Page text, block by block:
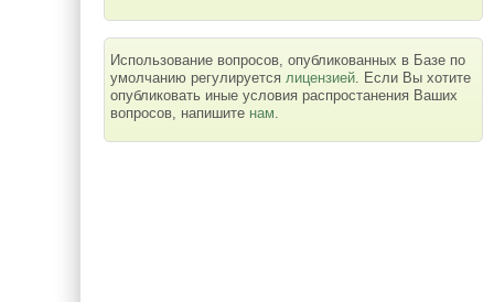
Использование вопросов, опубликованных в Базе по
умолчанию регулируется лицензией . Если Вы хотите
опубликовать иные условия распростанения Ваших
вопросов, напишите нам